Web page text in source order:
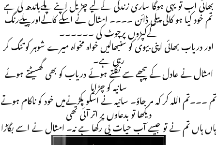
بھائی اب تو یہی ہوگا ساری زندگی کےلیے چڑیل اپنے پلےباندھ لی ہے
تم خود کیا ہو کالی پیلی ڈائن ۔۔۔۔ امثال نے اسکے کالےاور پیلےرنگ
کےکپڑوں پرچوٹ کی ۔۔۔۔۔۔
اور دریاب بھائی اپنی بیوی کو سنبھالیں خواہ مخواہ میرے شوہر کو تنگ کر
رہی ہے۔
امثال نے عادل کے پیچھے سے نکلتے ہوئے دریاب کو بھی گھسیٹتے ہوئے
سانیہ کو چڑایا
تم ۔۔۔تم اللہ کر کہ مر جاؤ۔ سانیہ نے اسکو پکڑنےمیں خود کو ناکام ہوتے
دیکھا تو بدعاوں پر اتر آئی تھی
ہاں ہاں تم نے تو جیسے آب حیات پی رکھا ہے نہ۔ امثال نے اسے بگاڑا